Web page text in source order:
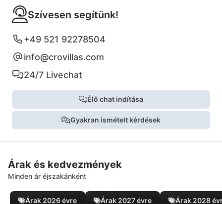
Szívesen segítünk!
+49 521 92278504
info@crovillas.com
24/7 Livechat
Élő chat indítása
Gyakran ismételt kérdések
Árak és kedvezmények
Minden ár éjszakánként
Árak 2026 évre Árak 2027 évre Árak 2028